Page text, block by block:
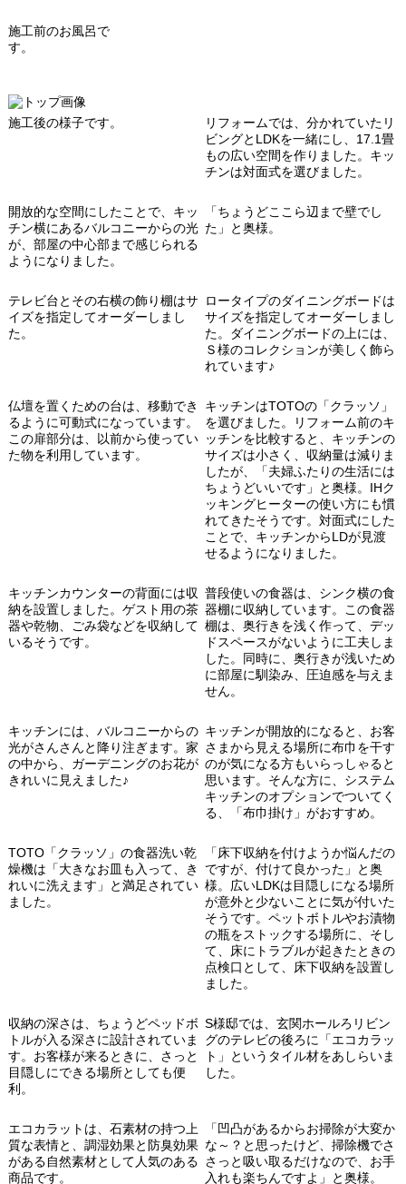
施工前のお風呂で
す。
施工後の様子です。
リフォームでは、分かれていたリ
ビングとLDKを一緒にし、17.1畳
もの広い空間を作りました。キッ
チンは対面式を選びました。
開放的な空間にしたことで、キッ
チン横にあるバルコニーからの光
が、部屋の中心部まで感じられる
ようになりました。
「ちょうどここら辺まで壁でし
た」と奥様。
テレビ台とその右横の飾り棚はサ
イズを指定してオーダーしまし
た。
ロータイプのダイニングボードは
サイズを指定してオーダーしまし
た。 ダイニングボードの上には、
Ｓ様のコレクションが美しく飾ら
れています♪
仏壇を置くための台は、移動でき
るように可動式になっています。
この扉部分は、以前から使ってい
た物を利用しています。
キッチンはTOTOの「クラッソ」
を選びました。リフォーム前のキ
ッチンを比較すると、キッチンの
サイズは小さく、収納量は減りま
したが、「夫婦ふたりの生活には
ちょうどいいです」と奥様。IHク
ッキングヒーターの使い方にも慣
れてきたそうです。対面式にした
ことで、キッチンからLDが見渡
せるようになりました。
キッチンカウンターの背面には収
納を設置しました。ゲスト用の茶
器や乾物、ごみ袋などを収納して
いるそうです。
普段使いの食器は、シンク横の食
器棚に収納しています。この食器
棚は、奥行きを浅く作って、デッ
ドスペースがないように工夫しま
した。同時に、奥行きが浅いため
に部屋に馴染み、圧迫感を与えま
せん。
キッチンには、バルコニーからの
光がさんさんと降り注ぎます。家
の中から、ガーデニングのお花が
きれいに見えました♪
キッチンが開放的になると、お客
さまから見える場所に布巾を干す
のが気になる方もいらっしゃると
思います。そんな方に、システム
キッチンのオプションでついてく
る、「布巾掛け」がおすすめ。
TOTO「クラッソ」の食器洗い乾
燥機は「大きなお皿も入って、き
れいに洗えます」と満足されてい
ました。
「床下収納を付けようか悩んだの
ですが、付けて良かった」と奥
様。広いLDKは目隠しになる場所
が意外と少ないことに気が付いた
そうです。ペットボトルやお漬物
の瓶をストックする場所に、そし
て、床にトラブルが起きたときの
点検口として、床下収納を設置し
ました。
収納の深さは、ちょうどペッドボ
トルが入る深さに設計されていま
す。お客様が来るときに、さっと
目隠しにできる場所としても便
利。
S様邸では、玄関ホールろリビン
グのテレビの後ろに「エコカラッ
ト」というタイル材をあしらいま
した。
エコカラットは、石素材の持つ上
質な表情と、調湿効果と防臭効果
がある自然素材として人気のある
商品です。
「凹凸があるからお掃除が大変か
な～？と思ったけど、掃除機でさ
さっと吸い取るだけなので、お手
入れも楽ちんですよ」と奥様。